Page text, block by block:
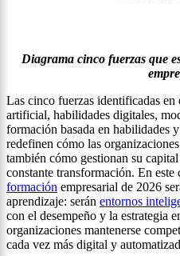
Diagrama cinco fuerzas que
Las cinco fuerzas identificadas
artificial, habilidades digitales,
formación basada en habilidades
redefinen cómo las
también cómo gestionan su
constante transformación. En este
formación empresarial de 2026
aprendizaje: serán entornos
con el desempeño y la estrategia
organizaciones mantenerse
cada vez más digital y